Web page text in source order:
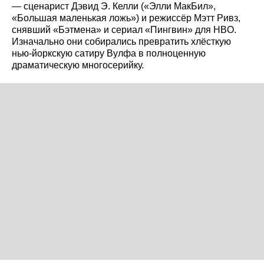
— сценарист Дэвид Э. Келли («Элли МакБил»,
«Большая маленькая ложь») и режиссёр Мэтт Ривз,
снявший «Бэтмена» и сериал «Пингвин» для HBO.
Изначально они собирались превратить хлёсткую
нью-йоркскую сатиру Вулфа в полноценную
драматическую многосерийку.